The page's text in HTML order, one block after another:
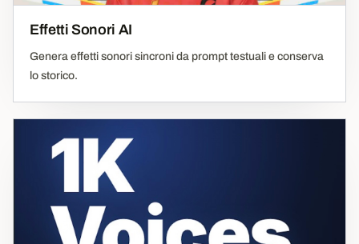
Effetti Sonori AI
Genera effetti sonori sincroni da prompt testuali e conserva
lo storico.